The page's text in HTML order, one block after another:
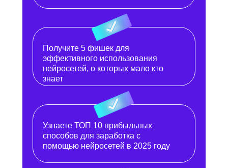
Узнаете ТОП 10 прибыльных
способов для заработка с
помощью нейросетей в 2025 году
Получите 5 фишек для
эффективного использования
нейросетей, о которых мало кто
знает